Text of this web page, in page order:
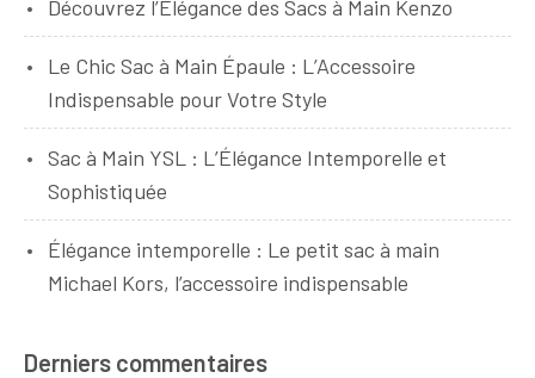
Découvrez l’Élégance des Sacs à Main Kenzo
Le Chic Sac à Main Épaule : L’Accessoire
Indispensable pour Votre Style
Sac à Main YSL : L’Élégance Intemporelle et
Sophistiquée
Élégance intemporelle : Le petit sac à main
Michael Kors, l’accessoire indispensable
Derniers commentaires